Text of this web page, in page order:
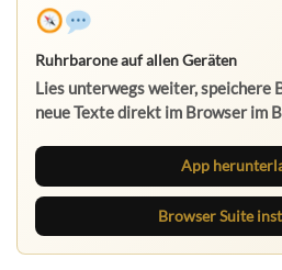
Ruhrbarone auf allen Geräten
Lies unterwegs weiter, speichere
neue Texte direkt im Browser im
App
Browser Suite